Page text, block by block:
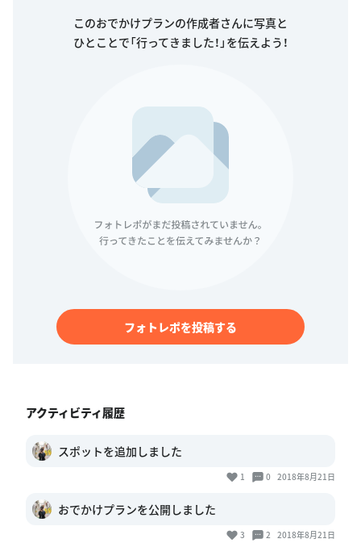
このおでかけプランの作成者さんに写真と
ひとことで「行ってきました！」を伝えよう！
フォトレポを投稿する
アクティビティ履歴
スポットを追加しました
1 0 2018年8月21日
おでかけプランを公開しました
3 2 2018年8月21日